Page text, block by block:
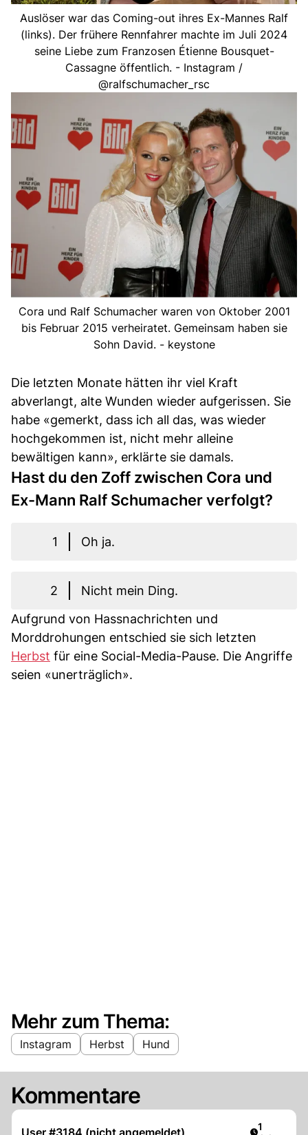
Auslöser war das Coming-out ihres Ex-Mannes Ralf
(links). Der frühere Rennfahrer machte im Juli 2024
seine Liebe zum Franzosen Étienne Bousquet-
Cassagne öffentlich. - Instagram /
@ralfschumacher_rsc
Cora und Ralf Schumacher waren von Oktober 2001
bis Februar 2015 verheiratet. Gemeinsam haben sie
Sohn David. - keystone
Die letzten Monate hätten ihr viel Kraft
abverlangt, alte Wunden wieder aufgerissen. Sie
habe «gemerkt, dass ich all das, was wieder
hochgekommen ist, nicht mehr alleine
bewältigen kann», erklärte sie damals.
Hast du den Zoff zwischen Cora und
Ex-Mann Ralf Schumacher verfolgt?
1 Oh ja.
2
Nicht mein Ding.
Aufgrund von Hassnachrichten und
Morddrohungen entschied sie sich letzten
Herbst für eine Social-Media-Pause. Die Angriffe
seien «unerträglich».
Mehr zum Thema:
Instagram Herbst Hund
Kommentare
Artikel
1